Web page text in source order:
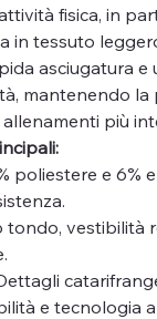
fisica, in
in tessuto
asciugatura e
mantenendo la
più
poliestere e 6%
tondo, vestibilità
e tecnologia